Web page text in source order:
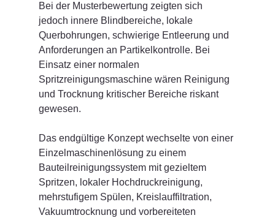
Bei der Musterbewertung zeigten sich
jedoch innere Blindbereiche, lokale
Querbohrungen, schwierige Entleerung und
Anforderungen an Partikelkontrolle. Bei
Einsatz einer normalen
Spritzreinigungsmaschine wären Reinigung
und Trocknung kritischer Bereiche riskant
gewesen.
Das endgültige Konzept wechselte von einer
Einzelmaschinenlösung zu einem
Bauteilreinigungssystem mit gezieltem
Spritzen, lokaler Hochdruckreinigung,
mehrstufigem Spülen, Kreislauffiltration,
Vakuumtrocknung und vorbereiteten